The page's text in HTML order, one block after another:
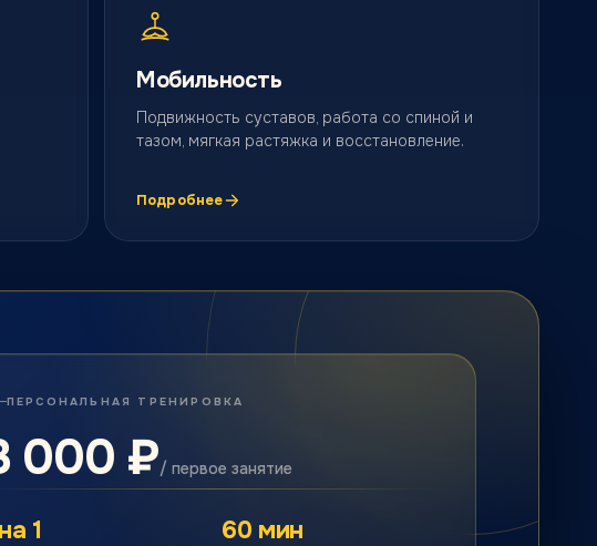
Мобильность
Подвижность суставов, работа со спиной и
тазом, мягкая растяжка и восстановление.
Подробнее
ПЕРСОНАЛЬНАЯ ТРЕНИРОВКА
000 ₽/ первое занятие
1 60 мин